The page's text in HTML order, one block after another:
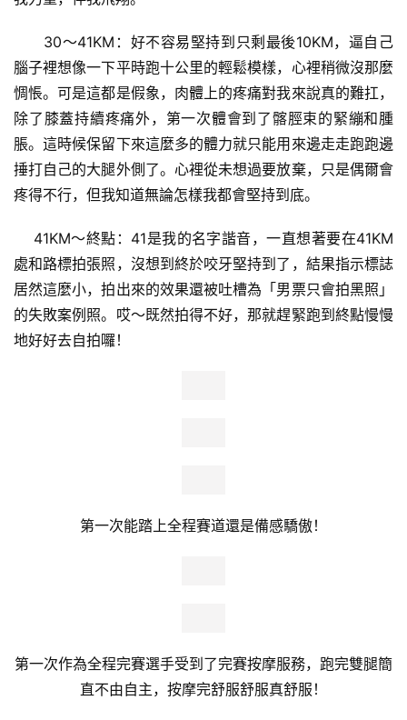
腦子裡想像一下平時跑十公里的輕鬆模樣，心裡稍微沒那麼
惆悵。可是這都是假象，肉體上的疼痛對我來說真的難扛，
除了膝蓋持續疼痛外，第一次體會到了髂脛束的緊繃和腫
脹。這時候保留下來這麼多的體力就只能用來邊走走跑跑邊
捶打自己的大腿外側了。心裡從未想過要放棄，只是偶爾會
疼得不行，但我知道無論怎樣我都會堅持到底。
處和路標拍張照，沒想到終於咬牙堅持到了，結果指示標誌
居然這麼小，拍出來的效果還被吐槽為「男票只會拍黑照」
的失敗案例照。哎～既然拍得不好，那就趕緊跑到終點慢慢
地好好去自拍囉！
第一次能踏上全程賽道還是備感驕傲！
第一次作為全程完賽選手受到了完賽按摩服務，跑完雙腿簡
直不由自主，按摩完舒服舒服真舒服！